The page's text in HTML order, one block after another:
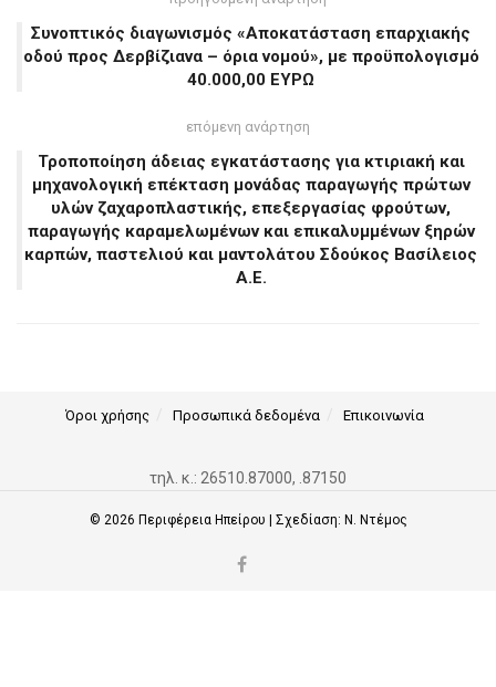
Συνοπτικός διαγωνισμός «Αποκατάσταση επαρχιακής
οδού προς Δερβίζιανα – όρια νομού», με προϋπολογισμό
40.000,00 ΕΥΡΩ
επόμενη ανάρτηση
Τροποποίηση άδειας εγκατάστασης για κτιριακή και
μηχανολογική επέκταση μονάδας παραγωγής πρώτων
υλών ζαχαροπλαστικής, επεξεργασίας φρούτων,
παραγωγής καραμελωμένων και επικαλυμμένων ξηρών
καρπών, παστελιού και μαντολάτου Σδούκος Βασίλειος
Α.Ε.
Όροι χρήσης Προσωπικά δεδομένα Επικοινωνία
τηλ. κ.: 26510.87000, .87150
© 2026 Περιφέρεια Ηπείρου | Σχεδίαση: Ν. Ντέμος